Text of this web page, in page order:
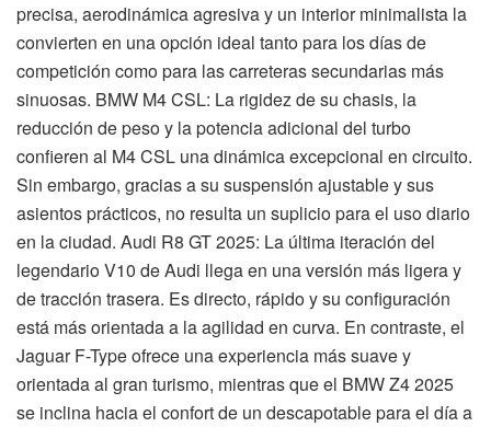
precisa, aerodinámica agresiva y un interior minimalista la
convierten en una opción ideal tanto para los días de
competición como para las carreteras secundarias más
sinuosas. BMW M4 CSL: La rigidez de su chasis, la
reducción de peso y la potencia adicional del turbo
confieren al M4 CSL una dinámica excepcional en circuito.
Sin embargo, gracias a su suspensión ajustable y sus
asientos prácticos, no resulta un suplicio para el uso diario
en la ciudad. Audi R8 GT 2025: La última iteración del
legendario V10 de Audi llega en una versión más ligera y
de tracción trasera. Es directo, rápido y su configuración
está más orientada a la agilidad en curva. En contraste, el
Jaguar F-Type ofrece una experiencia más suave y
orientada al gran turismo, mientras que el BMW Z4 2025
se inclina hacia el confort de un descapotable para el día a